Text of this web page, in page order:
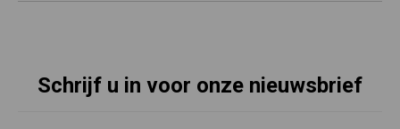
Schrijf u in voor onze nieuwsbrief